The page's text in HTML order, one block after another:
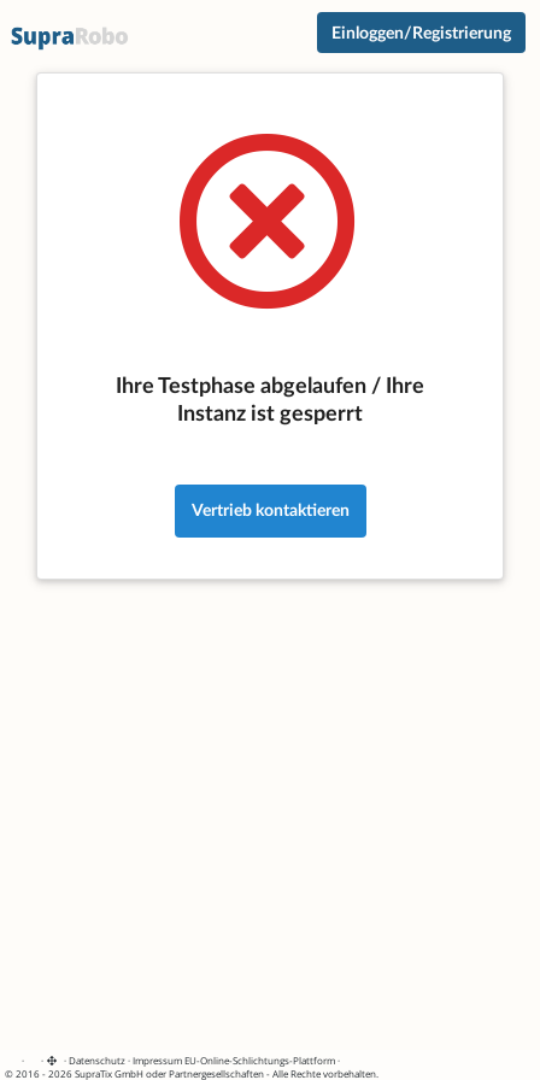
Einloggen/Registrierung
Ihre Testphase abgelaufen / Ihre
Instanz ist gesperrt
Vertrieb kontaktieren
· · ·Datenschutz·Impressum EU-Online-Schlichtungs-Plattform·
© 2016 - 2026 SupraTix GmbH oder Partnergesellschaften - Alle Rechte vorbehalten.